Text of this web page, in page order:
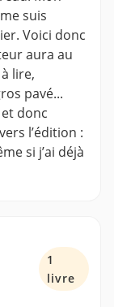
suis
Voici donc
aura au
lire,
pavé...
donc
l’édition :
si j’ai déjà
1
livre